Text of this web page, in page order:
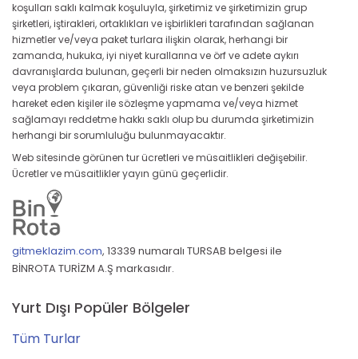
koşulları saklı kalmak koşuluyla, şirketimiz ve şirketimizin grup
şirketleri, iştirakleri, ortaklıkları ve işbirlikleri tarafından sağlanan
hizmetler ve/veya paket turlara ilişkin olarak, herhangi bir
zamanda, hukuka, iyi niyet kurallarına ve örf ve adete aykırı
davranışlarda bulunan, geçerli bir neden olmaksızın huzursuzluk
veya problem çıkaran, güvenliği riske atan ve benzeri şekilde
hareket eden kişiler ile sözleşme yapmama ve/veya hizmet
sağlamayı reddetme hakkı saklı olup bu durumda şirketimizin
herhangi bir sorumluluğu bulunmayacaktır.
Web sitesinde görünen tur ücretleri ve müsaitlikleri değişebilir.
Ücretler ve müsaitlikler yayın günü geçerlidir.
gitmeklazim.com, 13339 numaralı TURSAB belgesi ile
BİNROTA TURİZM A.Ş markasıdır.
Yurt Dışı Popüler Bölgeler
Tüm Turlar